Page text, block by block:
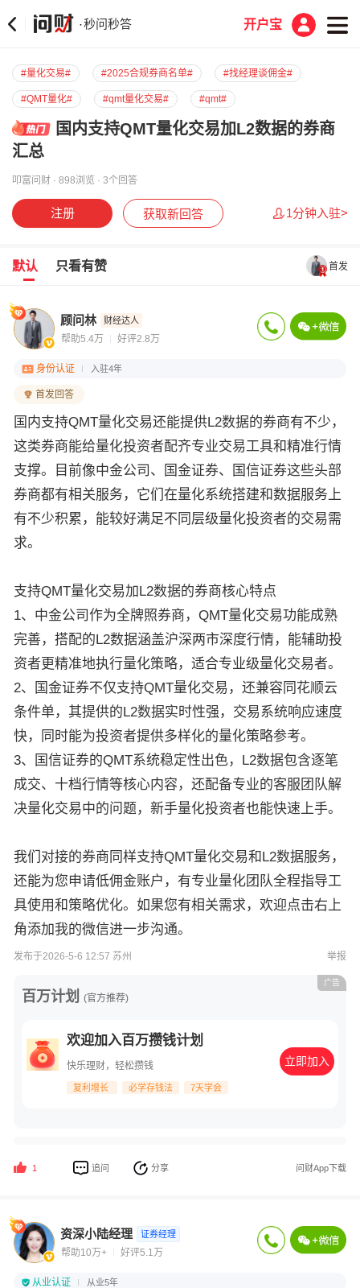
·秒问秒答 开户宝
#量化交易# #2025合规券商名单# #找经理谈佣金#
#QMT量化# #qmt量化交易# #qmt#
国内支持QMT量化交易加L2数据的券商
汇总
叩富问财 · 898浏览 · 3个回答
注册 获取新回答 1分钟入驻>
默认 只看有赞 首发
顾问林 财经达人
帮助5.4万 好评2.8万
身份认证 入驻4年
首发回答
国内支持QMT量化交易还能提供L2数据的券商有不少，
这类券商能给量化投资者配齐专业交易工具和精准行情
支撑。目前像中金公司、国金证券、国信证券这些头部
券商都有相关服务，它们在量化系统搭建和数据服务上
有不少积累，能较好满足不同层级量化投资者的交易需
求。
支持QMT量化交易加L2数据的券商核心特点
1、中金公司作为全牌照券商，QMT量化交易功能成熟
完善，搭配的L2数据涵盖沪深两市深度行情，能辅助投
资者更精准地执行量化策略，适合专业级量化交易者。
2、国金证券不仅支持QMT量化交易，还兼容同花顺云
条件单，其提供的L2数据实时性强，交易系统响应速度
快，同时能为投资者提供多样化的量化策略参考。
3、国信证券的QMT系统稳定性出色，L2数据包含逐笔
成交、十档行情等核心内容，还配备专业的客服团队解
决量化交易中的问题，新手量化投资者也能快速上手。
我们对接的券商同样支持QMT量化交易和L2数据服务，
还能为您申请低佣金账户，有专业量化团队全程指导工
具使用和策略优化。如果您有相关需求，欢迎点击右上
角添加我的微信进一步沟通。
发布于2026-5-6 12:57 苏州 举报
百万计划 (官方推荐)
欢迎加入百万攒钱计划
快乐理财，轻松攒钱
复利增长 必学存钱法 7天学会
立即加入
广告
1 追问 分享 问财App下载
资深小陆经理 证券经理
帮助10万+ 好评5.1万
从业认证 从业5年